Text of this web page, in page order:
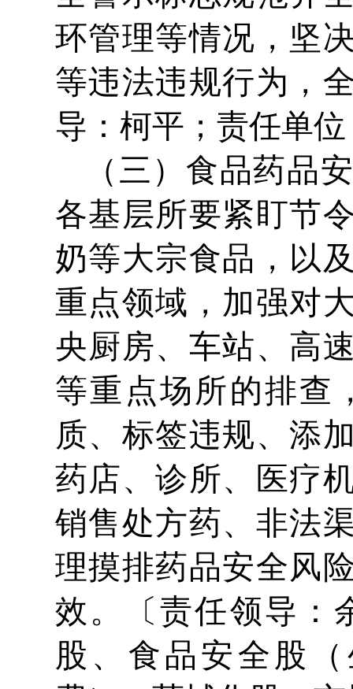
环管理等情况，坚
等违法违规行为，
导：柯平；责任单
（三）食品药品
各基层所要紧盯节
奶等大宗食品，以
重点领域，加强对
央厨房、车站、高
等重点场所的排查
质、标签违规、添
药店、诊所、医疗
销售处方药、非法
理摸排药品安全风
效。〔责任领导：
股、食品安全股